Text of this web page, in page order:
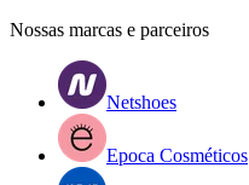
Nossas marcas e parceiros
Netshoes
Epoca Cosméticos